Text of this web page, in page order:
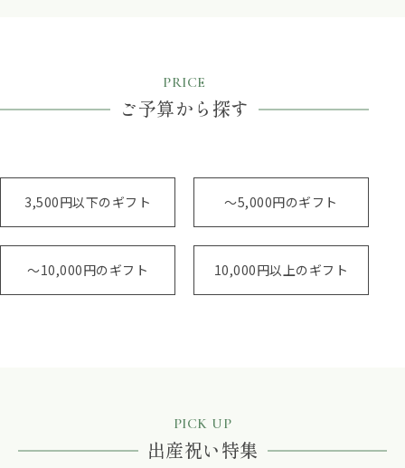
PRICE
ご予算から探す
3,500円以下のギフト ～5,000円のギフト
～10,000円のギフト 10,000円以上のギフト
PICK UP
出産祝い特集